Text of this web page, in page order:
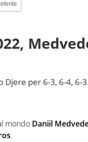
Djere per 6-3, 6-4, 6-
mondo Daniil
.